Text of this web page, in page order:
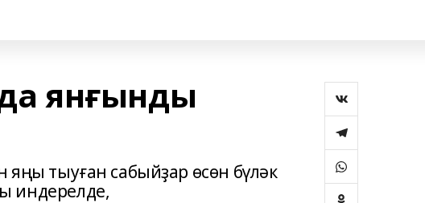
янғынды
тыуған сабыйҙар өсөн бүләк
индерелде,